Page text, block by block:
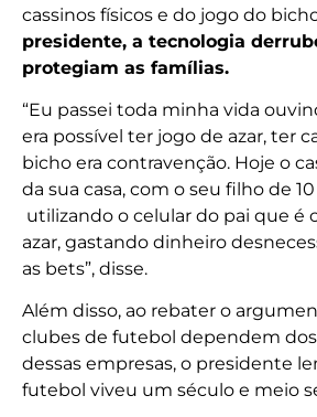
cassinos físicos e do jogo do
presidente, a tecnologia
protegiam as famílias.
“Eu passei toda minha vida
era possível ter jogo de azar, ter
bicho era contravenção. Hoje o
da sua casa, com o seu filho de
utilizando o celular do pai que é
azar, gastando dinheiro
as bets”, disse.
Além disso, ao rebater o
clubes de futebol dependem
dessas empresas, o presidente
futebol viveu um século e meio